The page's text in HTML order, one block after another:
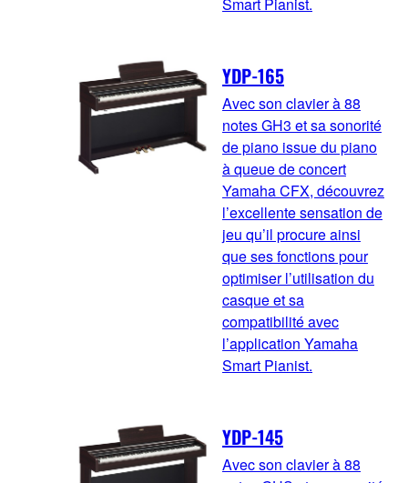
Smart Pianist.
YDP-165
Avec son clavier à 88
notes GH3 et sa sonorité
de piano issue du piano
à queue de concert
Yamaha CFX, découvrez
l’excellente sensation de
jeu qu’il procure ainsi
que ses fonctions pour
optimiser l’utilisation du
casque et sa
compatibilité avec
l’application Yamaha
Smart Pianist.
YDP-145
Avec son clavier à 88